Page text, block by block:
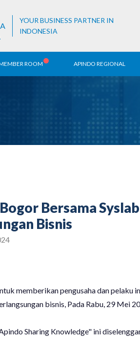
YOUR BUSINESS PARTNER IN
INDONESIA
ROOM APINDO REGIONAL
Bersama
Bisnis
memberikan pengusaha dan pelaku
bisnis, Pada Rabu, 29 Mei
Sharing Knowledge" ini